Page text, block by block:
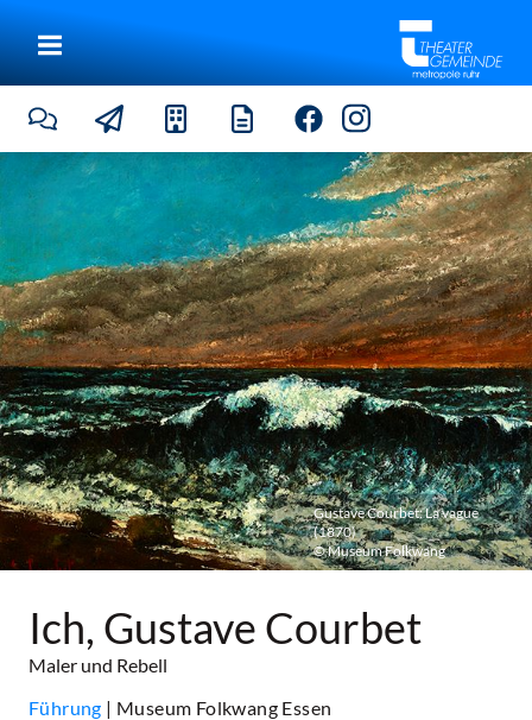
Gustave Courbet: La vague
(1870)
© Museum Folkwang
Ich, Gustave Courbet
Maler und Rebell
Führung | Museum Folkwang Essen